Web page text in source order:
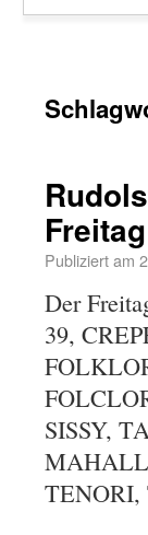
Freitag
Publiziert am
Der
39,
SISSY,